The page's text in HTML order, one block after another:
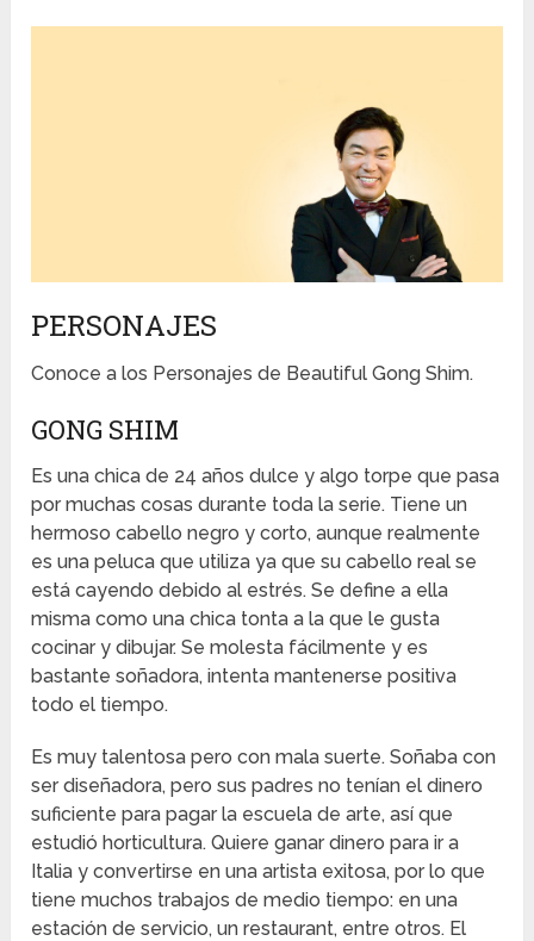
PERSONAJES
Conoce a los Personajes de Beautiful Gong Shim.
GONG SHIM
Es una chica de 24 años dulce y algo torpe que pasa
por muchas cosas durante toda la serie. Tiene un
hermoso cabello negro y corto, aunque realmente
es una peluca que utiliza ya que su cabello real se
está cayendo debido al estrés. Se define a ella
misma como una chica tonta a la que le gusta
cocinar y dibujar. Se molesta fácilmente y es
bastante soñadora, intenta mantenerse positiva
todo el tiempo.
Es muy talentosa pero con mala suerte. Soñaba con
ser diseñadora, pero sus padres no tenían el dinero
suficiente para pagar la escuela de arte, así que
estudió horticultura. Quiere ganar dinero para ir a
Italia y convertirse en una artista exitosa, por lo que
tiene muchos trabajos de medio tiempo: en una
estación de servicio, un restaurant, entre otros. El